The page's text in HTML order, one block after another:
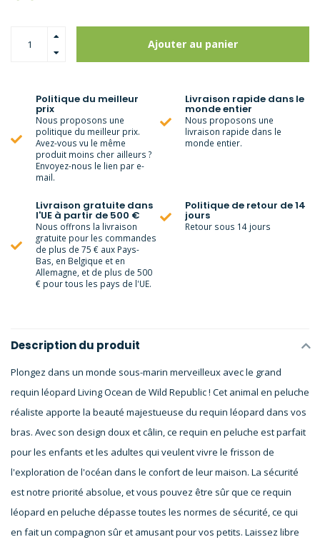
Ajouter au panier
Politique du meilleur
prix
Nous proposons une
politique du meilleur prix.
Avez-vous vu le même
produit moins cher ailleurs ?
Envoyez-nous le lien par e-
mail.
Livraison rapide dans le
monde entier
Nous proposons une
livraison rapide dans le
monde entier.
Livraison gratuite dans
l'UE à partir de 500 €
Nous offrons la livraison
gratuite pour les commandes
de plus de 75 € aux Pays-
Bas, en Belgique et en
Allemagne, et de plus de 500
€ pour tous les pays de l'UE.
Politique de retour de 14
jours
Retour sous 14 jours
Description du produit
Plongez dans un monde sous-marin merveilleux avec le grand
requin léopard Living Ocean de Wild Republic ! Cet animal en peluche
réaliste apporte la beauté majestueuse du requin léopard dans vos
bras. Avec son design doux et câlin, ce requin en peluche est parfait
pour les enfants et les adultes qui veulent vivre le frisson de
l'exploration de l'océan dans le confort de leur maison. La sécurité
est notre priorité absolue, et vous pouvez être sûr que ce requin
léopard en peluche dépasse toutes les normes de sécurité, ce qui
en fait un compagnon sûr et amusant pour vos petits. Laissez libre